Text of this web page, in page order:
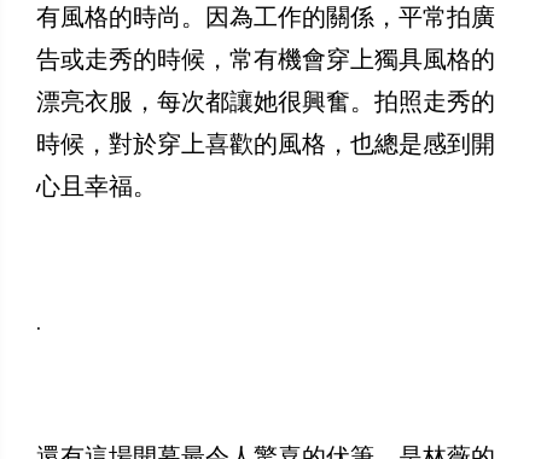
有風格的時尚。因為工作的關係，平常拍廣
告或走秀的時候，常有機會穿上獨具風格的
漂亮衣服，每次都讓她很興奮。拍照走秀的
時候，對於穿上喜歡的風格，也總是感到開
心且幸福。
.